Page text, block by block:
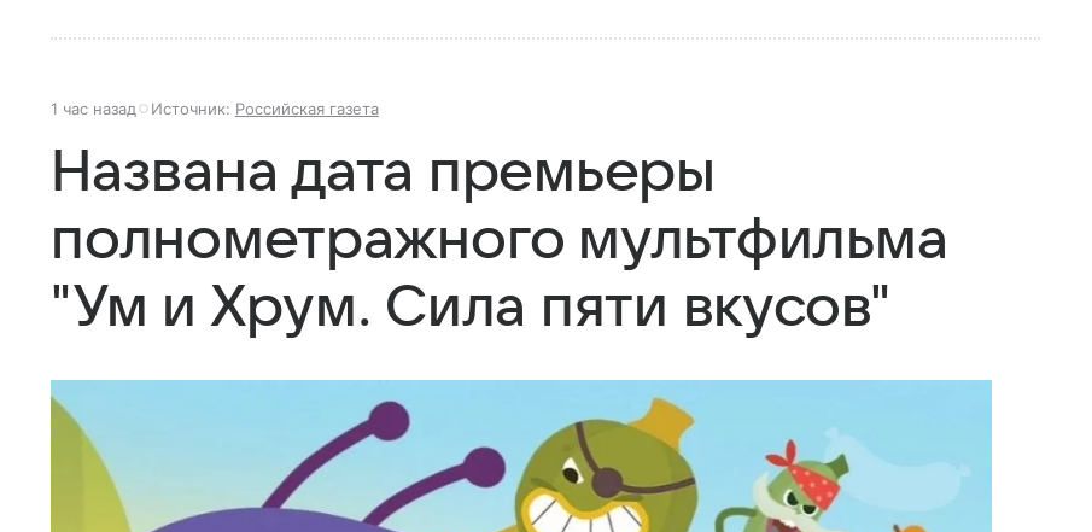
1 час назад Источник: Российская газета
Названа дата премьеры
полнометражного мультфильма
"Ум и Хрум. Сила пяти вкусов"